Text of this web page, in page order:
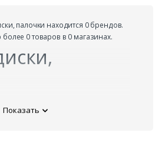
палочки находится 0 брендов.
0 товаров в 0 магазинах.
Показать